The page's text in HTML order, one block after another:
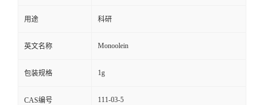
用途 科研
英文名称 Monoolein
包装规格 1g
CAS编号 111-03-5